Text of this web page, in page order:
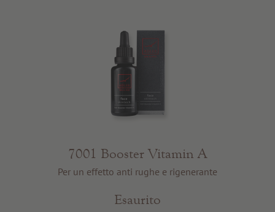
7001 Booster Vitamin A
Per un effetto anti rughe e rigenerante
Esaurito